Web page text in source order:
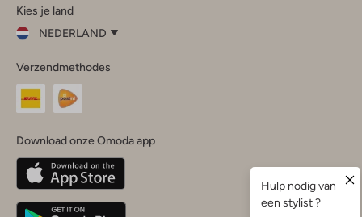
InstagramFacebook
Kies je land
NEDERLAND
je
land
Nederland
Belgique(Français)
Deutschland
Verzendmethodes
Download onze Omoda app